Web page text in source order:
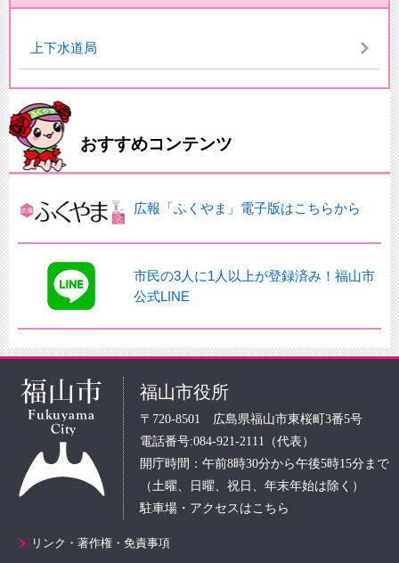
上下水道局
おすすめコンテンツ
広報「ふくやま」電子版はこちらから
市民の3人に1人以上が登録済み！福山市
公式LINE
福山市役所
〒720-8501 広島県福山市東桜町3番5号
電話番号:084-921-2111（代表）
開庁時間：午前8時30分から午後5時15分まで
（土曜、日曜、祝日、年末年始は除く）
駐車場・アクセスはこちら
リンク・著作権・免責事項